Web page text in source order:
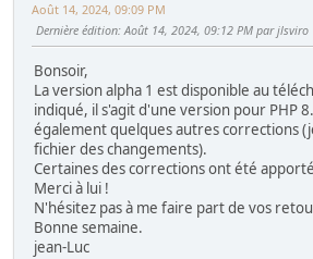
Août 14, 2024, 09:09 PM
Dernière édition: Août 14, 2024, 09:12 PM par jlsviro
Bonsoir,
La version alpha 1 est disponible au
indiqué, il s'agit d'une version pour PHP
également quelques autres corrections
fichier des changements).
Certaines des corrections ont été
Merci à lui !
N'hésitez pas à me faire part de vos
Bonne semaine.
jean-Luc